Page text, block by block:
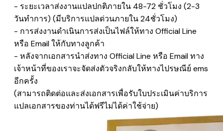
- ระยะเวลาส่งงานแปลปกติภายใน 48-72 ชั่วโมง (2-3
วันทำการ) (มีบริการแปลด่วนภายใน 24ชั่วโมง)
- การส่งงานดำเนินการส่งเป็นไฟล์ให้ทาง Official Line
หรือ Email ให้กับทางลูกค้า
- หลังจากเอกสารนำส่งทาง Official Line หรือ Email ทาง
เจ้าหน้าที่ของเราจะจัดส่งตัวจริงกลับให้ทางไปรษณีย์ ems
อีกครั้ง
(สามารถติดต่อและส่งเอกสารเพื่อรับใบประเมินค่าบริการ
แปลเอกสารของท่านได้ฟรีไม่ได้ค่าใช้จ่าย)